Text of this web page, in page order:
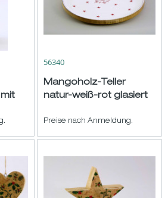
56340
Mangoholz-Teller
natur-weiß-rot glasiert
Preise nach Anmeldung.